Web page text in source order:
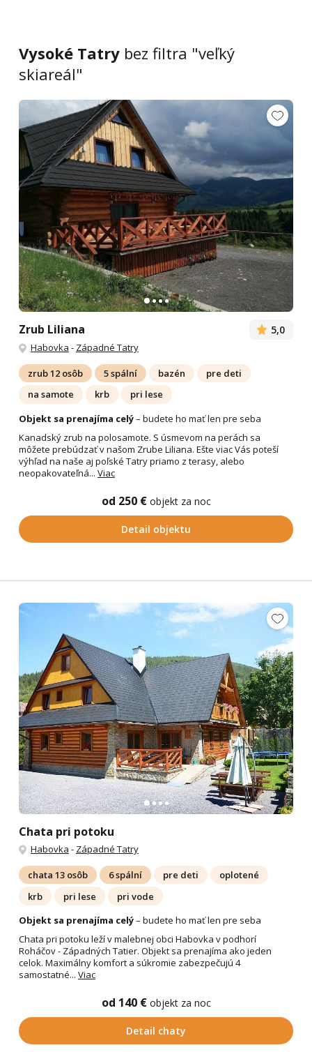
Vysoké Tatry bez filtra "veľký
skiareál"
Zrub Liliana 5,0
Habovka - Západné Tatry
zrub 12 osôb 5 spální bazén
pre deti
na samote
krb
pri lese
Objekt sa prenajíma celý– budete ho mať len pre seba
Kanadský zrub na polosamote. S úsmevom na perách sa
môžete prebúdzať v našom Zrube Liliana. Ešte viac Vás poteší
výhľad na naše aj poľské Tatry priamo z terasy, alebo
neopakovateľná... Viac
od 250 € objekt za noc
Detail objektu
Chata pri potoku
Habovka - Západné Tatry
chata 13 osôb 6 spální pre deti
oplotené
krb
pri lese
pri vode
Objekt sa prenajíma celý– budete ho mať len pre seba
Chata pri potoku leží v malebnej obci Habovka v podhorí
Roháčov - Západných Tatier. Objekt sa prenajíma ako jeden
celok. Maximálny komfort a súkromie zabezpečujú 4
samostatné... Viac
od 140 € objekt za noc
Detail chaty